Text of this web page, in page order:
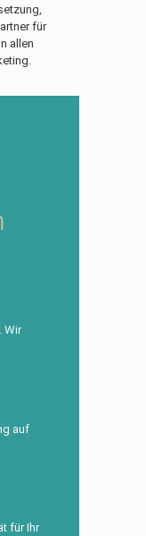
für
allen
Wir
auf
für Ihr